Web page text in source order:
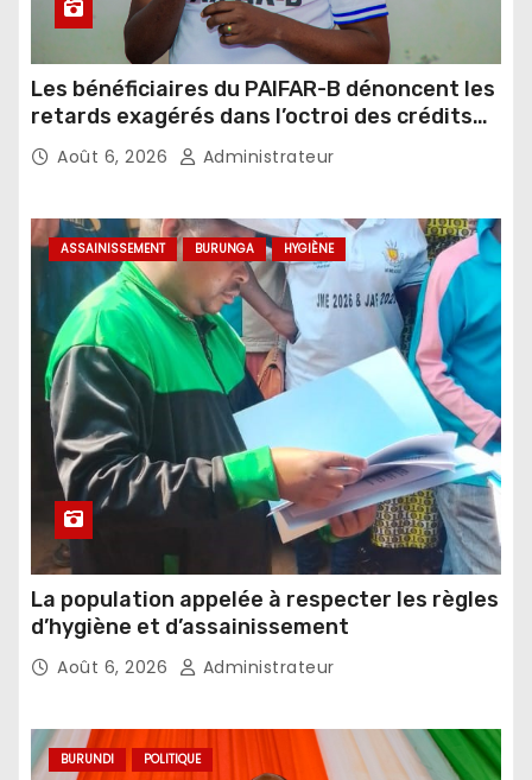
Les bénéficiaires du PAIFAR-B dénoncent les
retards exagérés dans l’octroi des crédits
agricoles
Août 6, 2026 Administrateur
ASSAINISSEMENT BURUNGA HYGIÈNE
La population appelée à respecter les règles
d’hygiène et d’assainissement
Août 6, 2026 Administrateur
BURUNDI POLITIQUE